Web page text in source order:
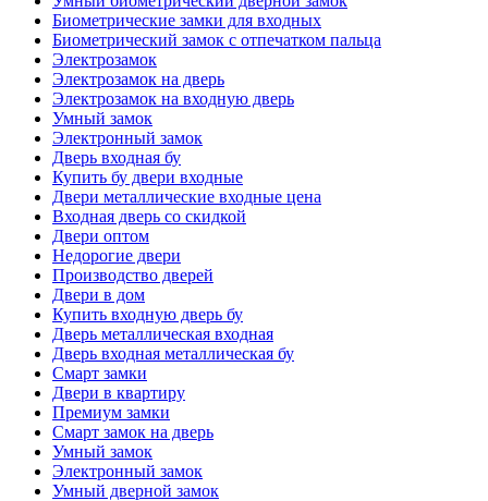
Биометрические замки для входных
Биометрический замок с отпечатком пальца
Электрозамок
Электрозамок на дверь
Электрозамок на входную дверь
Умный замок
Электронный замок
Дверь входная бу
Купить бу двери входные
Двери металлические входные цена
Входная дверь со скидкой
Двери оптом
Недорогие двери
Производство дверей
Двери в дом
Купить входную дверь бу
Дверь металлическая входная
Дверь входная металлическая бу
Смарт замки
Двери в квартиру
Премиум замки
Смарт замок на дверь
Умный замок
Электронный замок
Умный дверной замок